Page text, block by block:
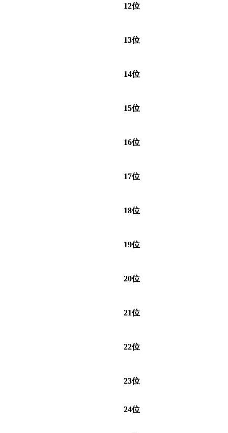
12位
13位
14位
15位
16位
17位
18位
19位
20位
21位
22位
23位
24位